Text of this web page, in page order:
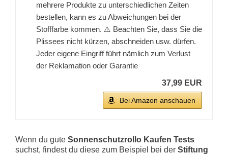
mehrere Produkte zu unterschiedlichen Zeiten
bestellen, kann es zu Abweichungen bei der
Stofffarbe kommen. ⚠️ Beachten Sie, dass Sie die
Plissees nicht kürzen, abschneiden usw. dürfen.
Jeder eigene Eingriff führt nämlich zum Verlust
der Reklamation oder Garantie
37,99 EUR
Bei Amazon anschauen
Wenn du gute Sonnenschutzrollo Kaufen Tests
suchst, findest du diese zum Beispiel bei der Stiftung